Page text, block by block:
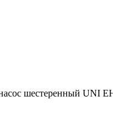
шестеренный UNI